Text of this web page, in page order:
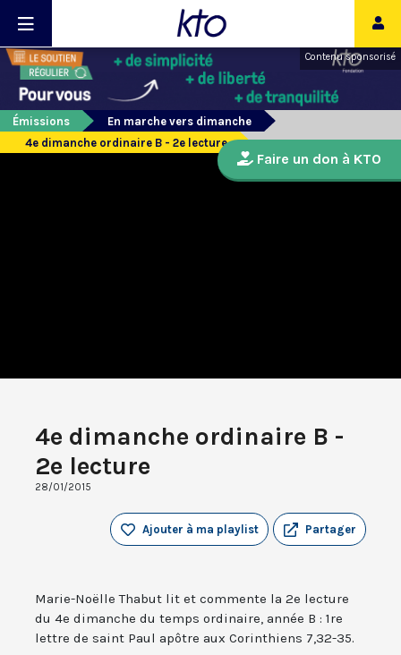
Contenu sponsorisé
Émissions
En marche vers dimanche
4e dimanche ordinaire B - 2e lecture
4e dimanche ordinaire B -
2e lecture
28/01/2015
Partager
Ajouter à ma playlist
Marie-Noëlle Thabut lit et commente la 2e lecture
du 4e dimanche du temps ordinaire, année B : 1re
lettre de saint Paul apôtre aux Corinthiens 7,32-35.
Faire un don à KTO